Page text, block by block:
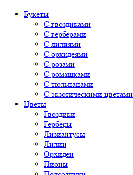
Букеты
С гвоздиками
С герберами
С лилиями
С орхидеями
С розами
С ромашками
С тюльпанами
С экзотическими цветами
Цветы
Гвоздики
Герберы
Лизиантусы
Лилии
Орхидеи
Пионы